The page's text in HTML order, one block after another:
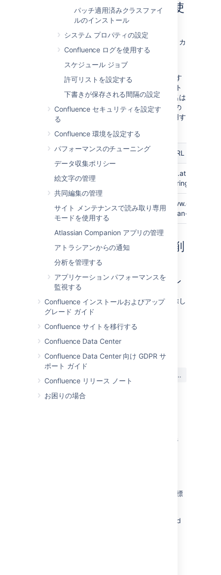
パッチ適用済みクラスファイ
ルのインストール
システム プロパティの設定
Confluence ログを使用する
スケジュール ジョブ
許可リストを設定する
下書きが保存される間隔の設定
Confluence セキュリティを設定す
る
Confluence 環境を設定する
パフォーマンスのチューニング
データ収集ポリシー
絵文字の管理
共同編集の管理
サイト メンテナンスで読み取り専用
モードを使用する
Atlassian Companion アプリの管理
アトラシアンからの通知
分析を管理する
アプリケーション パフォーマンスを
監視する
Confluence インストールおよびアップ
グレード ガイド
Confluence サイトを移行する
Confluence Data Center
Confluence Data Center 向け GDPR サ
ポート ガイド
Confluence リリース ノート
お困りの場合
ショートカット リンクの使
タブでショートカ
ット リンクを入力します。詳細は、「
を参照してください。
リンクに、ショートカット URL の末尾に追加す
るものを指定し、その直後に @ 記号とショート
カットのキーを入力します。ショートカット名は
大文字/小文字を区別します。たとえば、上記の
スクリーンショットに示されているキーを使用す
リンク
入力内容 結果の URL
CONF-1000@JIRA
http://
searchString=CONF-
Confluence@Google
http://
ショートカット リンクの削
ショートカット リンクは、管理コンソールの
シ
ョートカット リンク
す。削除をクリックしてショートカットを削除し
ます。
最終更新日: 2024 年 2 月 8 日
この内容はお役に立ちました
か?
いいえ
Japanese fonts display as square characters
GoogleおよびMicrosoft広告向けパートナー商標
<PERSON_66> characters don't get rendered